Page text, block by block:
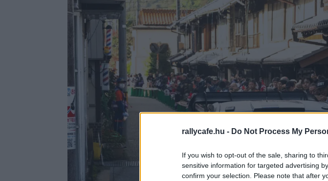
rallycafe.hu - Do Not Process My
If you wish to opt-out of the sale, sharing to
sensitive information for targeted advertising
confirm your selection. Please note that after